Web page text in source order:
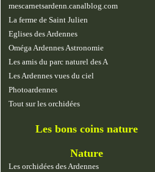
mescarnetsardenn.canalblog.com
La ferme de Saint Julien
Eglises des Ardennes
Oméga Ardennes Astronomie
Les amis du parc naturel des A
Les Ardennes vues du ciel
Photoardennes
Tout sur les orchidées
Les bons coins nature
Nature
Les orchidées des Ardennes